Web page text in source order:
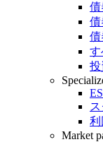
債
債
債
す
投
利
Market